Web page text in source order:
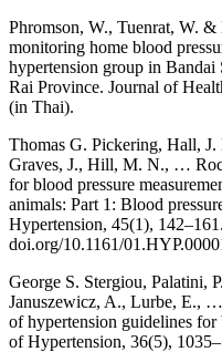
Phromson, W., Tuenrat, W.
monitoring home blood
hypertension group in
Rai Province. Journal of
(in Thai).
Thomas G. Pickering, Hall,
Graves, J., Hill, M. N., …
for blood pressure
animals: Part 1: Blood
Hypertension, 45(1), 142–161.
doi.org/10.1161/
George S. Stergiou, Palatini,
Januszewicz, A., Lurbe, E.,
of hypertension guidelines for
of Hypertension, 36(5),